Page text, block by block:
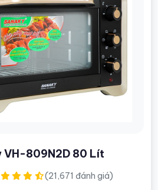
VH-809N2D 80 Lít
(21,671 đánh giá)